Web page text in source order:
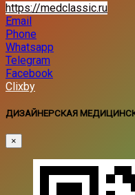
https://medclassic.ru
Email
Phone
Whatsapp
Telegram
Facebook
Clixby
ДИЗАЙНЕРСКАЯ
×